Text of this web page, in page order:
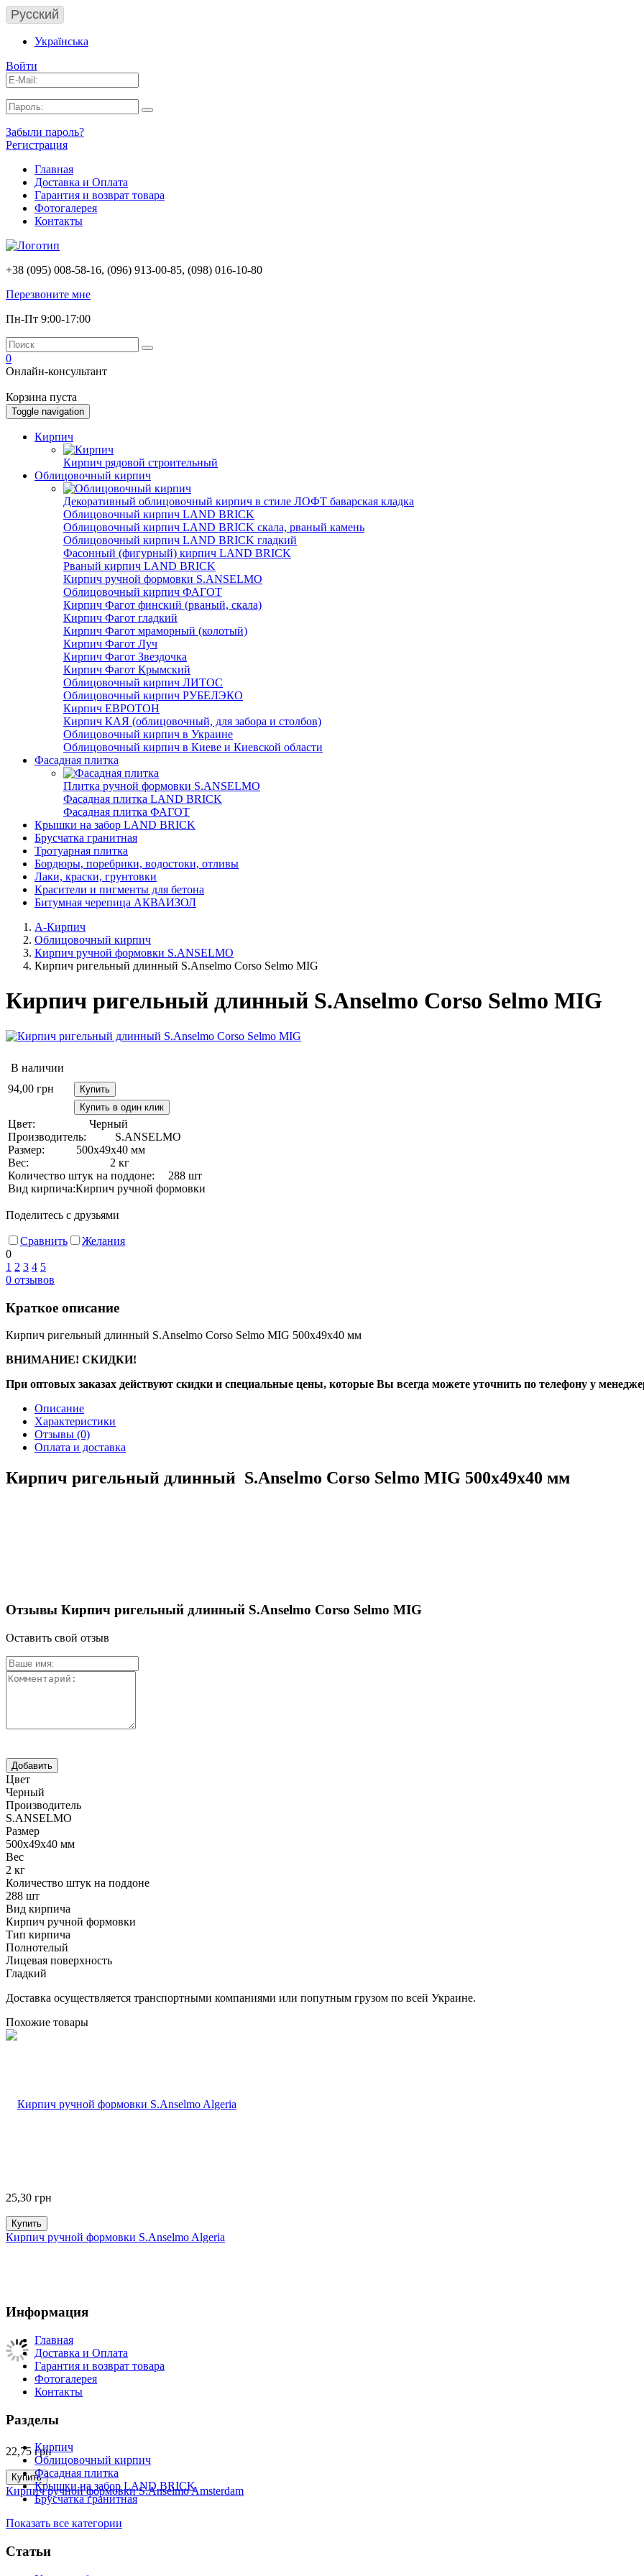
Русский
Українська
Войти
Забыли пароль?
Регистрация
Главная
Доставка и Оплата
Гарантия и возврат товара
Фотогалерея
Контакты
+38 (095) 008-58-16, (096) 913-00-85, (098) 016-10-80
Перезвоните мне
Пн-Пт 9:00-17:00
0
Онлайн-консультант
Корзина пуста
Toggle navigation
Кирпич
Кирпич рядовой строительный
Облицовочный кирпич
Декоративный облицовочный кирпич в стиле ЛОФТ баварская кладка
Облицовочный кирпич LAND BRICK
Облицовочный кирпич LAND BRICK скала, рваный камень
Облицовочный кирпич LAND BRICK гладкий
Фасонный (фигурный) кирпич LAND BRICK
Рваный кирпич LAND BRICK
Кирпич ручной формовки S.ANSELMO
Облицовочный кирпич ФАГОТ
Кирпич Фагот финский (рваный, скала)
Кирпич Фагот гладкий
Кирпич Фагот мраморный (колотый)
Кирпич Фагот Луч
Кирпич Фагот Звездочка
Кирпич Фагот Крымский
Облицовочный кирпич ЛИТОС
Облицовочный кирпич РУБЕЛЭКО
Кирпич ЕВРОТОН
Кирпич КАЯ (облицовочный, для забора и столбов)
Облицовочный кирпич в Украине
Облицовочный кирпич в Киеве и Киевской области
Фасадная плитка
Плитка ручной формовки S.ANSELMO
Фасадная плитка LAND BRICK
Фасадная плитка ФАГОТ
Крышки на забор LAND BRICK
Брусчатка гранитная
Тротуарная плитка
Бордюры, поребрики, водостоки, отливы
Лаки, краски, грунтовки
Красители и пигменты для бетона
Битумная черепица АКВАИЗОЛ
А-Кирпич
Облицовочный кирпич
Кирпич ручной формовки S.ANSELMO
Кирпич ригельный длинный S.Anselmo Corso Selmo MIG
Кирпич ригельный длинный S.Anselmo Corso Selmo MIG
В наличии
94,00 грн
Купить
Купить в один клик
Цвет:
Черный
Производитель:
S.ANSELMO
Размер:
500х49х40 мм
Вес:
2 кг
Количество штук на поддоне:
288 шт
Вид кирпича:Кирпич ручной формовки
Поделитесь с друзьями
Сравнить
Желания
0
1 2 3 4 5
0 отзывов
Краткое описание
Кирпич ригельный длинный S.Anselmo Corso Selmo MIG 500х49х40 мм
ВНИМАНИЕ! СКИДКИ!
При оптовых заказах действуют скидки и специальные цены, которые Вы всегда можете уточнить по телефону у
Описание
Характеристики
Отзывы (0)
Оплата и доставка
Кирпич ригельный длинный S.Anselmo Corso Selmo MIG 500х49х40 мм
Отзывы Кирпич ригельный длинный S.Anselmo Corso Selmo MIG
Оставить свой отзыв
Цвет
Черный
Производитель
S.ANSELMO
Размер
500х49х40 мм
Вес
2 кг
Количество штук на поддоне
288 шт
Вид кирпича
Кирпич ручной формовки
Тип кирпича
Полнотелый
Лицевая поверхность
Гладкий
Доставка осуществляется транспортными компаниями или попутным грузом по всей Украине.
Похожие товары
25,30 грн
Купить
Кирпич ручной формовки S.Anselmo Algeria
22,75 грн
Купить
Кирпич ручной формовки S.Anselmo Amsterdam
Информация
Главная
Доставка и Оплата
Гарантия и возврат товара
Фотогалерея
Контакты
Разделы
Кирпич
Облицовочный кирпич
Фасадная плитка
Крышки на забор LAND BRICK
Брусчатка гранитная
Показать все категории
Статьи